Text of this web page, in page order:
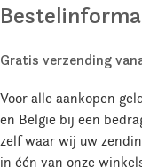
Gratis verzending
Voor alle aankopen
en België bij een
zelf waar wij uw
in één van onze